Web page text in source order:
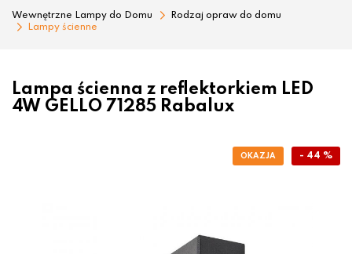
Wewnętrzne Lampy do Domu
Rodzaj opraw do domu
Lampy ścienne
Lampa ścienna z reflektorkiem LED
4W GELLO 71285 Rabalux
- 44 %